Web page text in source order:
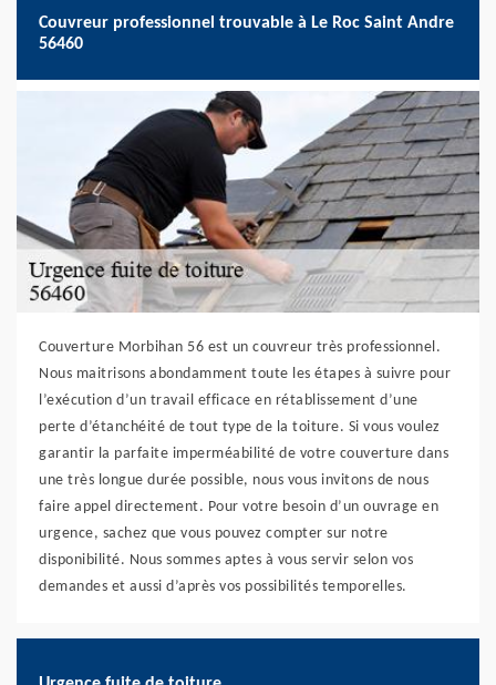
Couvreur professionnel trouvable à Le Roc Saint Andre
56460
Couverture Morbihan 56 est un couvreur très professionnel.
Nous maitrisons abondamment toute les étapes à suivre pour
l’exécution d’un travail efficace en rétablissement d’une
perte d’étanchéité de tout type de la toiture. Si vous voulez
garantir la parfaite imperméabilité de votre couverture dans
une très longue durée possible, nous vous invitons de nous
faire appel directement. Pour votre besoin d’un ouvrage en
urgence, sachez que vous pouvez compter sur notre
disponibilité. Nous sommes aptes à vous servir selon vos
demandes et aussi d’après vos possibilités temporelles.